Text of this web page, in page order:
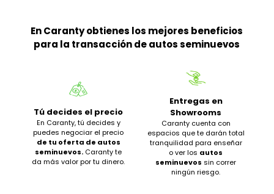
En Caranty obtienes los mejores beneficios
para la transacción de autos seminuevos
Tú decides el precio
En Caranty, tú decides y
puedes negociar el precio
de tu oferta de autos
seminuevos. Caranty te
da más valor por tu dinero.
Entregas en
Showrooms
Caranty cuenta con
espacios que te darán total
tranquilidad para enseñar
o ver los autos
seminuevos sin correr
ningún riesgo.